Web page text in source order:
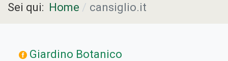
Sei qui: Home cansiglio.it
Giardino Botanico